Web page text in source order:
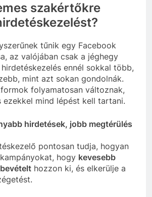
szakértőkre
tűnik egy Facebook
az valójában csak a jéghegy
ennél sokkal több,
mint azt sokan gondolnák.
folyamatosan változnak,
ezekkel mind lépést kell tartani.
hirdetések, jobb megtérülés
pontosan tudja, hogyan
hogy kevesebb
hozzon ki, és elkerülje a